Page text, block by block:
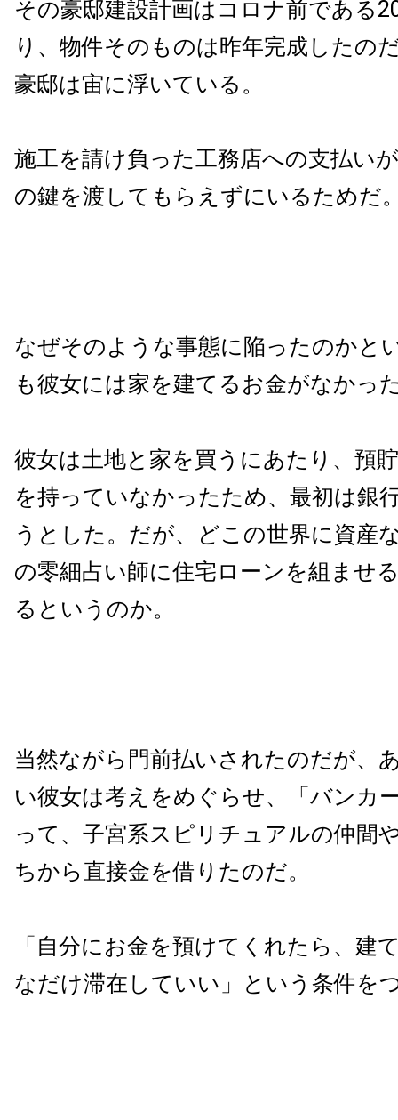
その豪邸建設計画はコロナ前である
り、物件そのものは昨年完成したの
豪邸は宙に浮いている。
施工を請け負った工務店への支払い
の鍵を渡してもらえずにいるためだ
なぜそのような事態に陥ったのかと
も彼女には家を建てるお金がなかっ
彼女は土地と家を買うにあたり、預
を持っていなかったため、最初は銀
うとした。だが、どこの世界に資産
の零細占い師に住宅ローンを組ませ
るというのか。
当然ながら門前払いされたのだが、
い彼女は考えをめぐらせ、「バンカ
って、子宮系スピリチュアルの仲間
ちから直接金を借りたのだ。
「自分にお金を預けてくれたら、建
なだけ滞在していい」という条件を